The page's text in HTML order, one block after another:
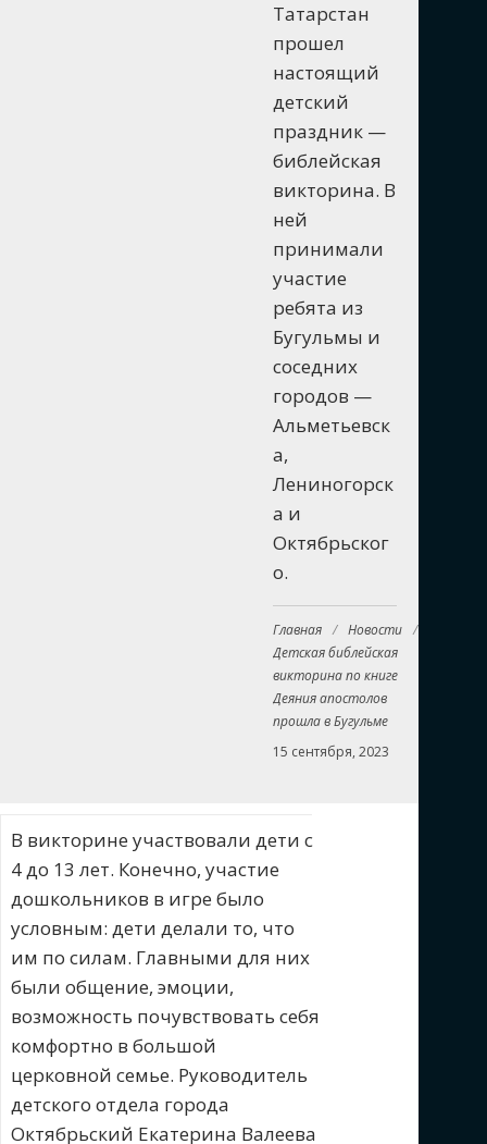
Татарстан
прошел
настоящий
детский
праздник —
библейская
викторина. В
ней
принимали
участие
ребята из
Бугульмы и
соседних
городов —
Альметьевск
а,
Лениногорск
а и
Октябрьског
о.
Главная / Новости /
Детская библейская
викторина по книге
Деяния апостолов
прошла в Бугульме
15 сентября, 2023
В викторине участвовали дети с
4 до 13 лет. Конечно, участие
дошкольников в игре было
условным: дети делали то, что
им по силам. Главными для них
были общение, эмоции,
возможность почувствовать себя
комфортно в большой
церковной семье. Руководитель
детского отдела города
Октябрьский Екатерина Валеева